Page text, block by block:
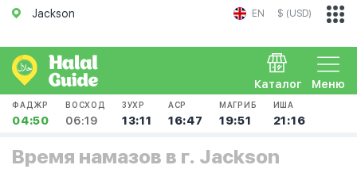
Jackson EN $ (USD)
Меню
Каталог
ФАДЖР
04:50
ВОСХОД
06:19
ЗУХР
13:11
АСР
16:47
МАГРИБ
19:51
ИША
21:16
Время намазов в г. Jackson